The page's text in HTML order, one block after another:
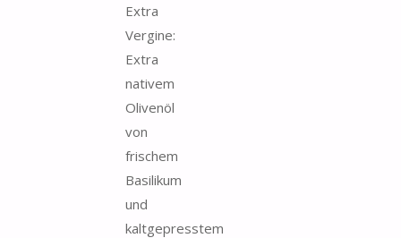
Extra
Vergine:
Εxtra
nativem
Olivenöl
von
frischem
Basilikum
und
kaltgepresstem